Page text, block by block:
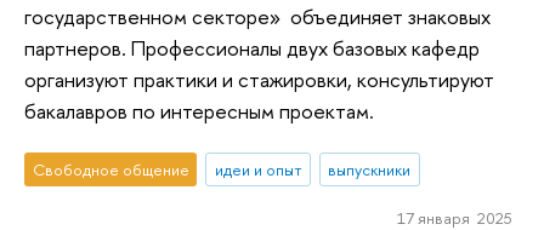
государственном секторе» объединяет знаковых
партнеров. Профессионалы двух базовых кафедр
организуют практики и стажировки, консультируют
бакалавров по интересным проектам.
Свободное общение идеи и опыт выпускники
17 января 2025